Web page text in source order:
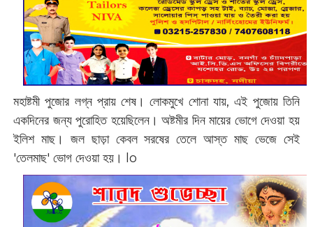
মহাষ্টমী পুজোর লগ্ন প্রায় শেষ। লোকমুখে শোনা যায়, এই পুজোয় তিনি
একদিনের জন্য পুরোহিত হয়েছিলেন। অষ্টমীর দিন মায়ের ভোগে দেওয়া হয়
ইলিশ মাছ। জল ছাড়া কেবল সরষের তেলে আস্ত মাছ ভেজে সেই
'তেলমাছ' ভোগ দেওয়া হয়। lo